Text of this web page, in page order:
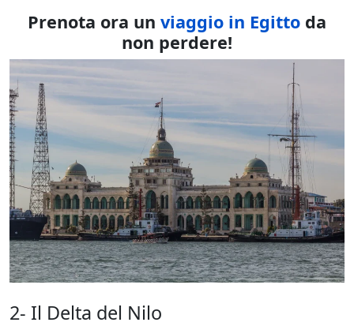
Prenota ora un viaggio in Egitto da
non perdere!
2- Il Delta del Nilo